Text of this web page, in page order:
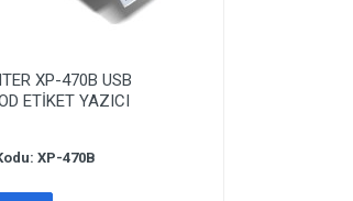
XP-470B USB
ETİKET YAZICI
XP-470B